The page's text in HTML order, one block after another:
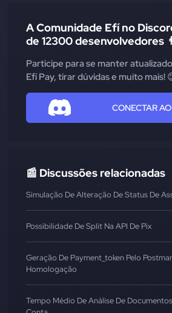
A Comunidade Efí no
de 12300 desenvolvedores
Participe para se manter
Efí Pay, tirar dúvidas e muito mais!
CONECTAR
📰 Discussões relacionadas
Simulação De Alteração De Status De
Possibilidade De Split Na API De Pix
Geração De Payment_token Pelo
Homologação
Tempo Médio De Análise De